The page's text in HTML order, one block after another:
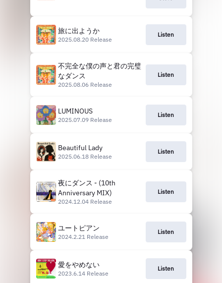
旅に出ようか
2025.08.20 Release
Listen
不完全な僕の声と君の完璧
なダンス
2025.08.06 Release
Listen
LUMINOUS
2025.07.09 Release
Listen
Beautiful Lady
2025.06.18 Release
Listen
夜にダンス - (10th
Anniversary MIX)
2024.12.04 Release
Listen
ユートピアン
2024.2.21 Release
Listen
愛をやめない
2023.6.14 Release
Listen